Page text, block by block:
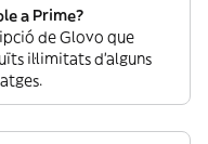
a Prime?
de Glovo que
il·limitats d’alguns